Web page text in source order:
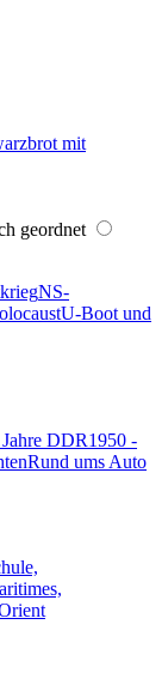
mit
geordnet
NS-
U-Boot und
DDR1950 -
Rund ums Auto